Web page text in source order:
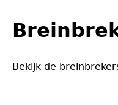
are
to
top
Bekijk de